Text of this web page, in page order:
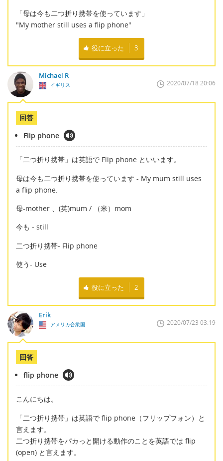
「母は今も二つ折り携帯を使っています」
"My mother still uses a flip phone"
役に立った 3
Michael R
イギリス 2020/07/18 20:06
回答
Flip phone
「二つ折り携帯」は英語で Flip phone といいます。
母は今も二つ折り携帯を使っています - My mum still uses
a flip phone.
母-mother 、(英)mum / （米）mom
今も - still
二つ折り携帯- Flip phone
使う- Use
役に立った 2
Erik
アメリカ合衆国 2020/07/23 03:19
回答
flip phone
こんにちは。
「二つ折り携帯」は英語で flip phone（フリップフォン）と
言えます。
二つ折り携帯をパカっと開ける動作のことを英語では flip
(open) と言えます。